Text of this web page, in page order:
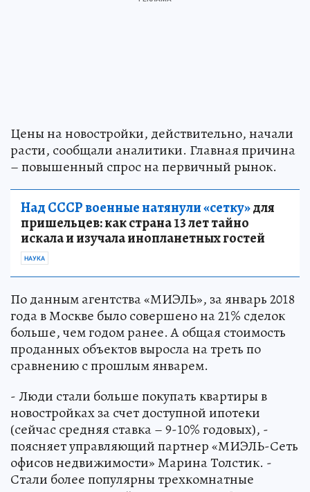
Цены на новостройки, действительно, начали
расти, сообщали аналитики. Главная причина
– повышенный спрос на первичный рынок.
Над СССР военные натянули «сетку»для
пришельцев: как страна 13 лет тайно
искала и изучала инопланетных гостей
НАУКА
По данным агентства «МИЭЛЬ», за январь 2018
года в Москве было совершено на 21% сделок
больше, чем годом ранее. А общая стоимость
проданных объектов выросла на треть по
сравнению с прошлым январем.
- Люди стали больше покупать квартиры в
новостройках за счет доступной ипотеки
(сейчас средняя ставка – 9-10% годовых), -
поясняет управляющий партнер «МИЭЛЬ-Сеть
офисов недвижимости» Марина Толстик. -
Стали более популярны трехкомнатные